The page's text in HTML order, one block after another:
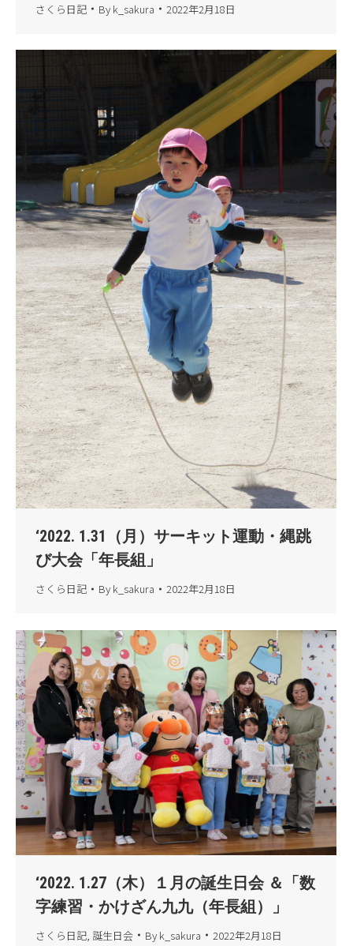
さくら日記 By k_sakura 2022年2月18日
‘2022. 1.31（月）サーキット運動・縄跳
び大会「年長組」
さくら日記 By k_sakura 2022年2月18日
‘2022. 1.27（木）１月の誕生日会 ＆「数
字練習・かけざん九九（年長組）」
さくら日記, 誕生日会 By k_sakura 2022年2月18日